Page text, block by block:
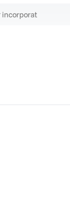
incorporat